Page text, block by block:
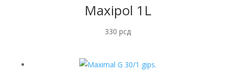
Maxipol 1L
330рсд